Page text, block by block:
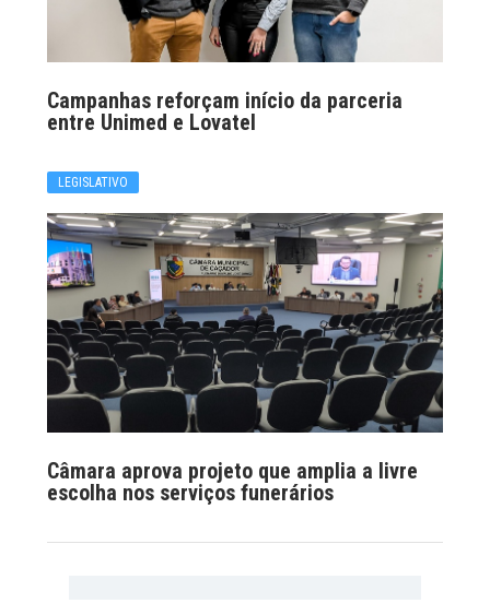
Campanhas reforçam início da parceria
entre Unimed e Lovatel
LEGISLATIVO
Câmara aprova projeto que amplia a livre
escolha nos serviços funerários